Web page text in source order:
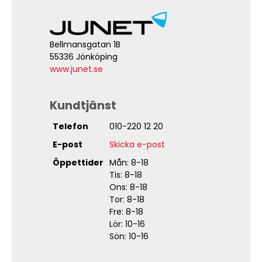
Bellmansgatan 1B
55336 Jönköping
www.junet.se
Kundtjänst
Telefon
010-220 12 20
E-post
Skicka e-post
Öppettider Mån: 8-18
Tis: 8-18
Ons: 8-18
Tor: 8-18
Fre: 8-18
Lör: 10-16
Sön: 10-16